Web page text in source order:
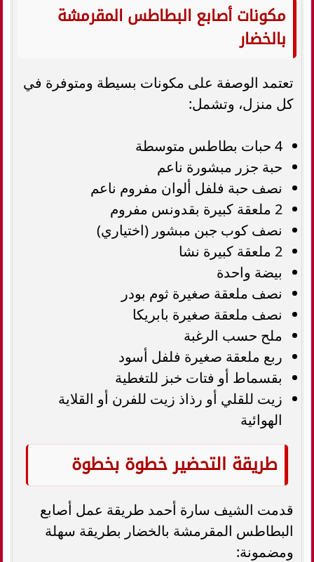
مكونات أصابع البطاطس المقرمشة
بالخضار
تعتمد الوصفة على مكونات بسيطة ومتوفرة في
كل منزل، وتشمل:
4 حبات بطاطس متوسطة
حبة جزر مبشورة ناعم
نصف حبة فلفل ألوان مفروم ناعم
2 ملعقة كبيرة بقدونس مفروم
نصف كوب جبن مبشور (اختياري)
2 ملعقة كبيرة نشا
بيضة واحدة
نصف ملعقة صغيرة ثوم بودر
نصف ملعقة صغيرة بابريكا
ملح حسب الرغبة
ربع ملعقة صغيرة فلفل أسود
بقسماط أو فتات خبز للتغطية
زيت للقلي أو رذاذ زيت للفرن أو القلاية
الهوائية
طريقة التحضير خطوة بخطوة
قدمت الشيف سارة أحمد طريقة عمل أصابع
البطاطس المقرمشة بالخضار بطريقة سهلة
ومضمونة: